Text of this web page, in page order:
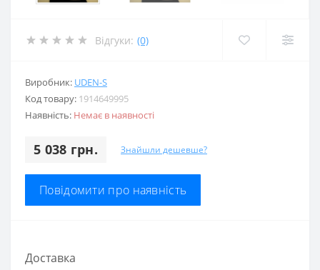
Відгуки: (0)
Виробник: UDEN-S
Код товару: 1914649995
Наявність: Немає в наявності
5 038 грн. Знайшли дешевше?
Повідомити про наявність
Доставка